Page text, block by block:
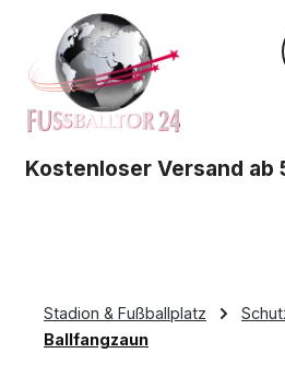
Zum Hauptinhalt springen
Kostenloser Versand ab
Stadion & Fußballplatz
Ballfangzaun